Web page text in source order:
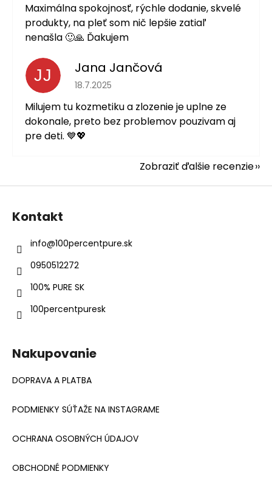
Maximálna spokojnosť, rýchle dodanie, skvelé
produkty, na pleť som nič lepšie zatiaľ
nenašla 🙂🙏 Ďakujem
JJ Jana Jančová
Hodnotenie obchodu je 5 z 5 hviezdičiek.
18.7.2025
Milujem tu kozmetiku a zlozenie je uplne ze
dokonale, preto bez problemov pouzivam aj
pre deti. 💙💖
Zobraziť ďalšie recenzie
Z
Kontakt
info@100percentpure.sk
0950512272
100% PURE SK
100percentpuresk
Nakupovanie
DOPRAVA A PLATBA
PODMIENKY SÚŤAŽE NA INSTAGRAME
OCHRANA OSOBNÝCH ÚDAJOV
OBCHODNÉ PODMIENKY